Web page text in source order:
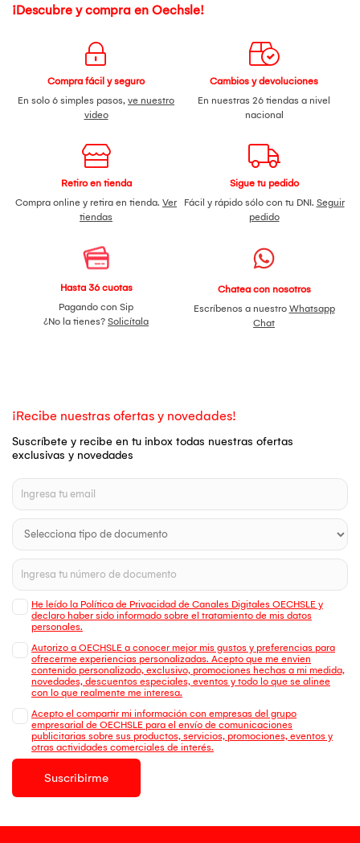
¡Descubre y compra en Oechsle!
Compra fácil y seguro
En solo 6 simples pasos, ve nuestro
video
Cambios y devoluciones
En nuestras 26 tiendas a nivel
nacional
Retiro en tienda
Compra online y retira en tienda. Ver
tiendas
Sigue tu pedido
Fácil y rápido sólo con tu DNI. Seguir
pedido
Hasta 36 cuotas
Pagando con Sip
¿No la tienes? Solicítala
Chatea con nosotros
Escríbenos a nuestro Whatsapp
Chat
¡Recibe nuestras ofertas y novedades!
Suscríbete y recibe en tu inbox todas nuestras ofertas
exclusivas y novedades
He leído la Política de Privacidad de Canales Digitales OECHSLE y
declaro haber sido informado sobre el tratamiento de mis datos
personales.
Autorizo a OECHSLE a conocer mejor mis gustos y preferencias para
ofrecerme experiencias personalizadas. Acepto que me envien
contenido personalizado, exclusivo, promociones hechas a mi medida,
novedades, descuentos especiales, eventos y todo lo que se alinee
con lo que realmente me interesa.
Acepto el compartir mi información con empresas del grupo
empresarial de OECHSLE para el envío de comunicaciones
publicitarias sobre sus productos, servicios, promociones, eventos y
otras actividades comerciales de interés.
Suscribirme